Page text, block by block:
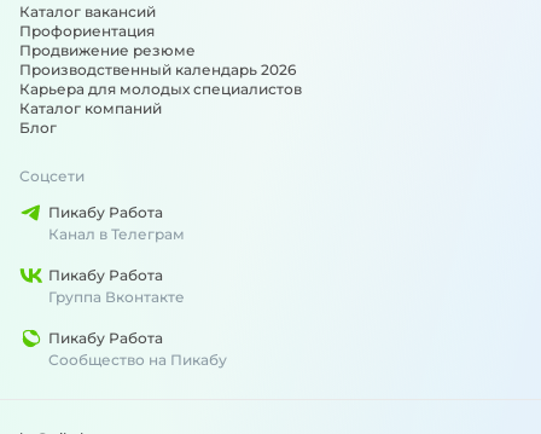
Каталог вакансий
Профориентация
Продвижение резюме
Производственный календарь 2026
Карьера для молодых специалистов
Каталог компаний
Блог
Соцсети
Пикабу Работа
Канал в Телеграм
Пикабу Работа
Группа Вконтакте
Пикабу Работа
Сообщество на Пикабу